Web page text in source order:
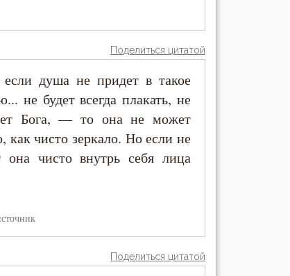
Поделиться цитатой
душа не придет в такое
не будет всегда плакать, не
Бога, — то она не может
как чисто зеркало. Но если не
чисто внутрь себя лица
Поделиться цитатой